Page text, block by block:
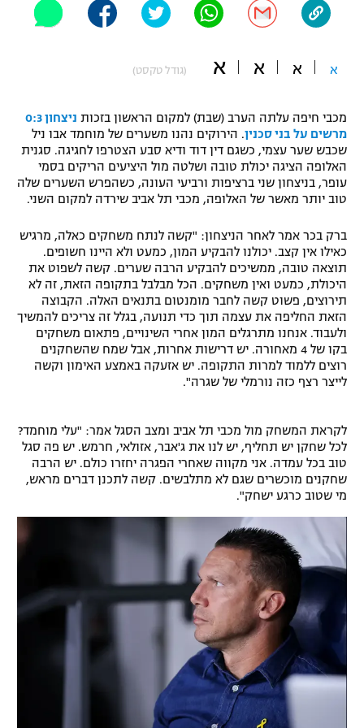
"מחצית בשכונה" – פודקאסט
משתתפים וזוכים בפרסים
תקנון משתתפים וזוכים בפרסים
תקנון עבור פעילות אלקטרה
תקנון עבור פעילות ספורט 1 – "מרלן"
טניס
גיימינג E-Sports
תנאי שימוש
מדיניות פרטיות
תקנון פעילות ספורט 1
רשיון להקרנה פומבית לבית עסק
הצטרפות לחבילת הערוצים
לוח דרושים – ג'ובנט
תגיות
המגזין
ספורט מוטורי
כדורמים
פוטבול אמריקאי NFL
בייסבול MLB
ספורט אתגרי ואקסטרים
אומנויות לחימה
גיימינג E-Sports
א א א א (גודל טקסט)
מכבי חיפה עלתה הערב (שבת) למקום הראשון בזכות
ניצחון 0:3
מרשים על בני סכנין. הירוקים נהנו משערים של מוחמד אבו ניל
שכבש שער עצמי, כשגם דין דוד ודיא סבע הצטרפו לחגיגה. סגנית
האלופה הציגה יכולת טובה ושלטה מול היציעים הריקים בסמי
עופר, בניצחון שני ברציפות ורביעי העונה, כשהפרש השערים שלה
טוב יותר מאשר של האלופה, מכבי תל אביב שירדה למקום השני.
ברק בכר אמר לאחר הניצחון: "קשה לנתח משחקים כאלה, מרגיש
כאילו אין קצב. יכולנו להבקיע המון, כמעט ולא היינו חשופים.
תוצאה טובה, ממשיכים להבקיע הרבה שערים. קשה לשפוט את
היכולת, כמעט ואין משחקים. הכל מבלבל בתקופה הזאת, זה לא
תירוצים, פשוט קשה לחבר מומנטום בתנאים האלה. הקבוצה
הזאת החליפה את עצמה תוך כדי תנועה, בגלל זה צריכים להמשיך
ולעבוד. אנחנו מתרגלים המון אחרי השינויים, פתאום משחקים
בקו של 4 מאחורה. יש דרישות אחרות, אבל שמח שהשחקנים
רוצים ללמוד למרות התקופה. יש אזעקה באמצע האימון וקשה
לייצר רצף כזה נורמלי של שגרה".
לקראת המשחק מול מכבי תל אביב ומצב הסגל אמר: "עלי מוחמד?
לכל שחקן יש תחליף, יש לנו את ג'אבר, אזולאי, חרמש. יש פה סגל
טוב בכל עמדה. אני מקווה שאחרי הפגרה יחזרו כולם. יש הרבה
שחקנים מוכשרים שגם לא מתלבשים. קשה לתכנן דברים מראש,
מי שטוב כרגע ישחק".